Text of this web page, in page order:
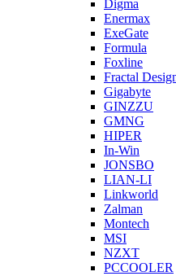
Digma
Enermax
ExeGate
Formula
Foxline
Fractal
Gigabyte
GINZZU
GMNG
HIPER
In-Win
JONSBO
LIAN-LI
Linkworld
Zalman
Montech
MSI
NZXT
PCCOOLER